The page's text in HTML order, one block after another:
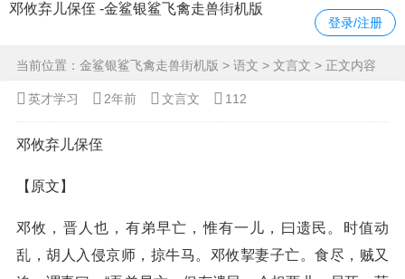
邓攸弃儿保侄 -金鲨银鲨飞禽走兽街机版
登录/注册
当前位置： 金鲨银鲨飞禽走兽街机版 > 语文 > 文言文 > 正文内容
英才学习 2年前 文言文 112
邓攸弃儿保侄
【原文】
邓攸，晋人也，有弟早亡，惟有一儿，曰遗民。时值动
乱，胡人入侵京师，掠牛马。邓攸挈妻子亡。食尽，贼又